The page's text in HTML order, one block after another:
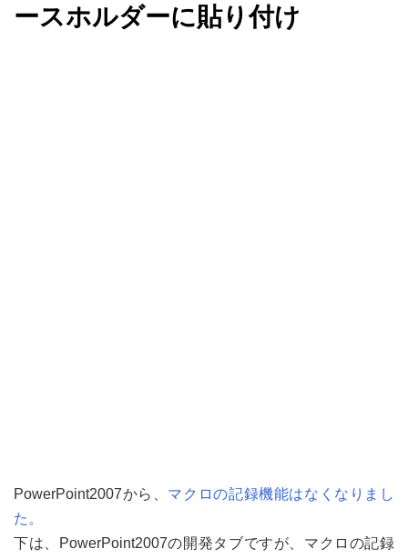
ースホルダーに貼り付け
PowerPoint2007から、 マクロの記録機能はなくなりまし
た。
下は、PowerPoint2007の開発タブですが、マクロの記録